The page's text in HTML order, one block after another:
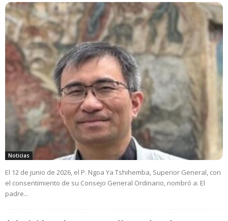
Noticias
El 12 de junio de 2026, el P. Ngoa Ya Tshihemba, Superior General, con
el consentimiento de su Consejo General Ordinario, nombró a: El
padre...